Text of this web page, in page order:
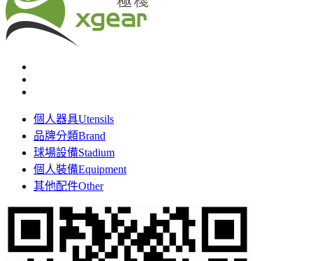
個人器具Utensils
品牌分類Brand
球場設備Stadium
個人裝備Equipment
其他配件Other